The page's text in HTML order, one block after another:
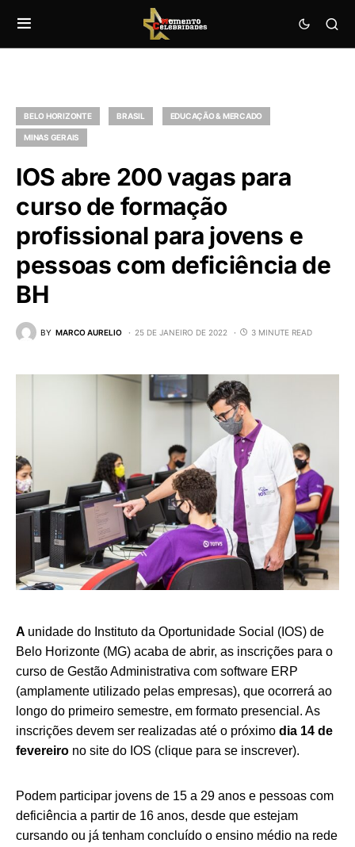
BELO HORIZONTE BRASIL EDUCAÇÃO & MERCADO
MINAS GERAIS
IOS abre 200 vagas para
curso de formação
profissional para jovens e
pessoas com deficiência de
BH
BY MARCO AURELIO 25 DE JANEIRO DE 2022 3 MINUTE READ
A unidade do Instituto da Oportunidade Social (IOS) de
Belo Horizonte (MG) acaba de abrir, as inscrições para o
curso de Gestão Administrativa com software ERP
(amplamente utilizado pelas empresas), que ocorrerá ao
longo do primeiro semestre, em formato presencial. As
inscrições devem ser realizadas até o próximo dia 14 de
fevereiro no site do IOS (clique para se inscrever).
Podem participar jovens de 15 a 29 anos e pessoas com
deficiência a partir de 16 anos, desde que estejam
cursando ou já tenham concluído o ensino médio na rede